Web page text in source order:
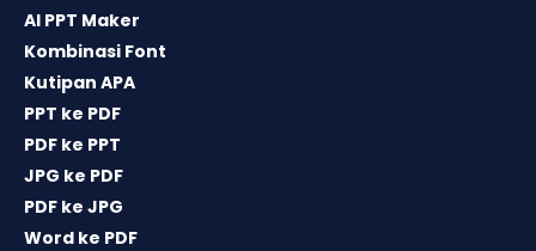
AI PPT Maker
Kombinasi Font
Kutipan APA
PPT ke PDF
PDF ke PPT
JPG ke PDF
PDF ke JPG
Word ke PDF